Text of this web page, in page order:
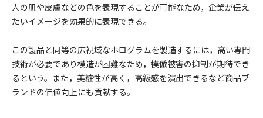
人の肌や皮膚などの色を表現することが可能なため，企業が伝え
たいイメージを効果的に表現できる。
この製品と同等の広視域なホログラムを製造するには，高い専門
技術が必要であり模造が困難なため，模倣被害の抑制が期待でき
るという。また，美粧性が高く，高級感を演出できるなど商品ブ
ランドの価値向上にも貢献する。